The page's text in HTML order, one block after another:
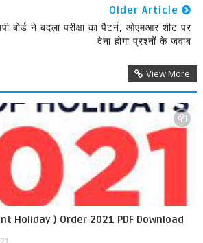
Older Article
ने बदला परीक्षा का पैटर्न, ओएमआर शीट पर
देना होगा प्रश्नों के जवाब
View More
Holiday ) Order 2021 PDF Download